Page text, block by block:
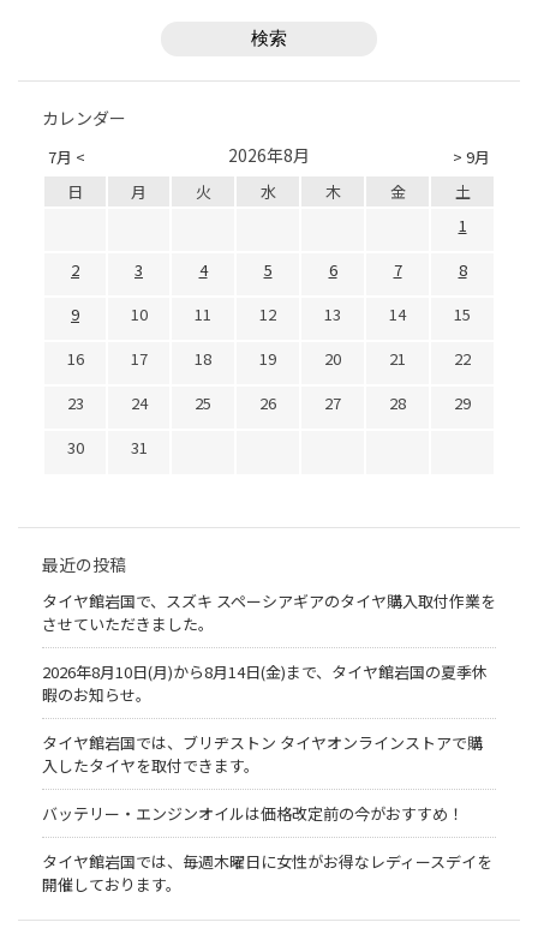
カレンダー
7月 < > 9月
2026年8月
日 月 火 水 木 金
土
1
2
3 4 5 6 7
8
9
10 11 12 13 14
15
16
17 18 19 20 21
22
23
24 25 26 27 28
29
30
31
最近の投稿
タイヤ館岩国で、スズキ スペーシアギアのタイヤ購入取付作業を
させていただきました。
2026年8月10日(月)から8月14日(金)まで、タイヤ館岩国の夏季休
暇のお知らせ。
タイヤ館岩国では、ブリヂストン タイヤオンラインストアで購
入したタイヤを取付できます。
バッテリー・エンジンオイルは価格改定前の今がおすすめ！
タイヤ館岩国では、毎週木曜日に女性がお得なレディースデイを
開催しております。